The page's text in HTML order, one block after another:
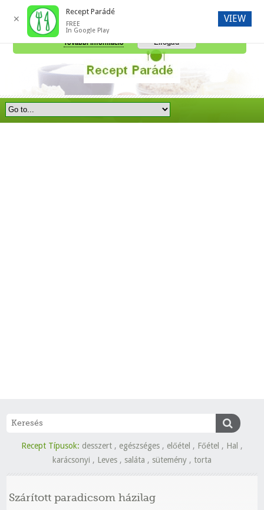
Recept Típusok: desszert , egészséges , előétel , Főétel , Hal ,
karácsonyi , Leves , saláta , sütemény , torta
Szárított paradicsom házilag
A honlap további használatához a sütik használatát el kell fogadni.
További információ
Elfogad
✕
Recept Parádé
FREE
In Google Play
VIEW